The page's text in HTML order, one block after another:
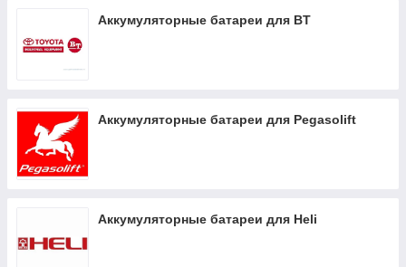
Аккумуляторные батареи для BT
Аккумуляторные батареи для Pegasolift
Аккумуляторные батареи для Heli